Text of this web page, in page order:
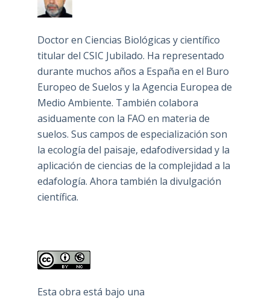
Doctor en Ciencias Biológicas y científico
titular del CSIC Jubilado. Ha representado
durante muchos años a España en el Buro
Europeo de Suelos y la Agencia Europea de
Medio Ambiente. También colabora
asiduamente con la FAO en materia de
suelos. Sus campos de especialización son
la ecología del paisaje, edafodiversidad y la
aplicación de ciencias de la complejidad a la
edafología. Ahora también la divulgación
científica.
Esta obra está bajo una